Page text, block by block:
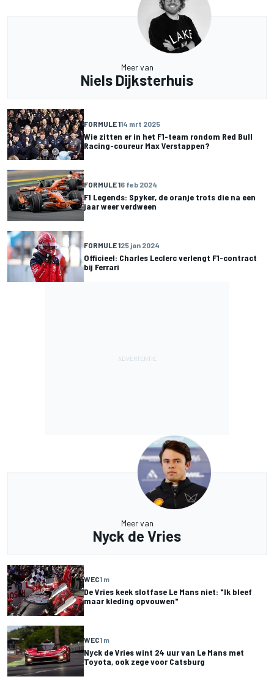
Meer van
Niels Dijksterhuis
FORMULE 114 mrt 2025
Wie zitten er in het F1-team rondom Red Bull
Racing-coureur Max Verstappen?
FORMULE 16 feb 2024
F1 Legends: Spyker, de oranje trots die na een
jaar weer verdween
FORMULE 125 jan 2024
Officieel: Charles Leclerc verlengt F1-contract
bij Ferrari
Meer van
Nyck de Vries
WEC1 m
De Vries keek slotfase Le Mans niet: "Ik bleef
maar kleding opvouwen"
WEC1 m
Nyck de Vries wint 24 uur van Le Mans met
Toyota, ook zege voor Catsburg